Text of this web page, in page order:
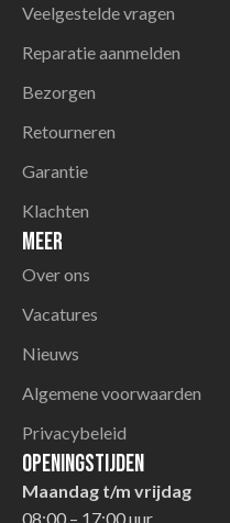
Veelgestelde vragen
Reparatie aanmelden
Bezorgen
Retourneren
Garantie
Klachten
Meer
Over ons
Vacatures
Nieuws
Algemene voorwaarden
Privacybeleid
Openingstijden
Maandag t/m vrijdag
08:00 – 17:00 uur